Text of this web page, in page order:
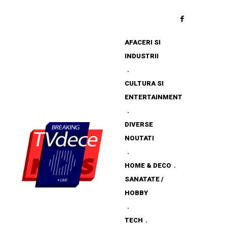
AFACERI SI
INDUSTRII
CULTURA SI
ENTERTAINMENT
DIVERSE
NOUTATI
HOME & DECO
SANATATE /
HOBBY
TECH